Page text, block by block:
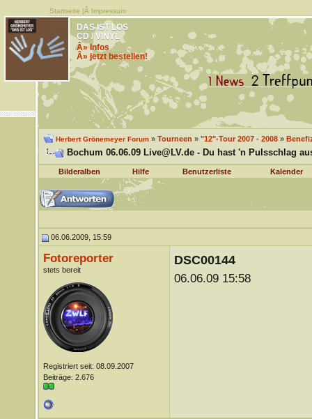
Startseite |Â Impressum
DAS IST LOS
CD / VINYL
Â» Infos
Â» jetzt bestellen!
Herbert Grönemeyer Forum» Tourneen » "12"-Tour 2007 - 2008»
Bochum 06.06.09 Live@LV.de - Du hast 'n Pulsschlag
Bilderalben Hilfe Benutzerliste Kalender
06.06.2009, 15:59
Fotoreporter
stets bereit
Registriert seit: 08.09.2007
Beiträge: 2.676
DSC00144
06.06.09 15:58